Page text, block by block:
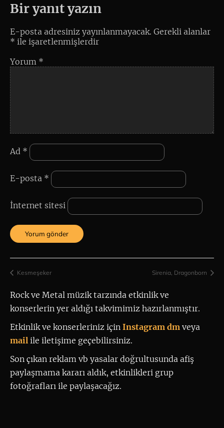
Bir yanıt yazın
E-posta adresiniz yayınlanmayacak. Gerekli alanlar
* ile işaretlenmişlerdir
Yorum *
Ad *
E-posta *
İnternet sitesi
Kesmeşeker Sirenia, Dragonborn
Rock ve Metal müzik tarzında etkinlik ve
konserlerin yer aldığı takvimimiz hazırlanmıştır.
Etkinlik ve konserleriniz için Instagram dm
mail ile iletişime geçebilirsiniz.
Son çıkan reklam vb yasalar doğrultusunda afiş
paylaşmama kararı aldık, etkinlikleri grup
fotoğrafları ile paylaşacağız.